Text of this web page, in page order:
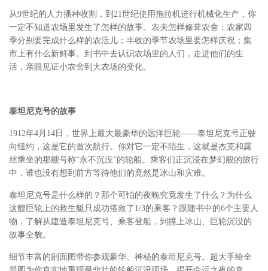
从9世纪的人力播种收割，到21世纪使用拖拉机进行机械化生产，你
一定不知道农场里发生了怎样的故事。农夫怎样修葺农舍；农家四
季分别要完成什么样的农活儿；丰收的季节农场里要怎样庆祝；集
市上有什么新鲜事。到书中去认识农场里的人们，走进他们的生
活，亲眼见证小农舍到大农场的变化。
泰坦尼克号的故事
1912年4月14日，世界上最大最豪华的远洋巨轮——泰坦尼克号正驶
向纽约，这是它的首次航行。你对它一定不陌生，这就是杰克和露
丝乘坐的那艘号称“永不沉没”的轮船。乘客们正沉浸在梦幻般的旅行
中，谁也没有想到前方等待他们的竟然是冰山和灾难。
泰坦尼克号是什么样的？那个可怕的夜晚究竟发生了什么？为什么
这艘巨轮上的救生艇只成功搭救了1/3的乘客？跟随书中的6个主要人
物，了解从建造泰坦尼克号、乘客登船，到撞上冰山、巨轮沉没的
故事全貌。
细节丰富的剖面图带你参观豪华、神秘的泰坦尼克号。超大手绘全